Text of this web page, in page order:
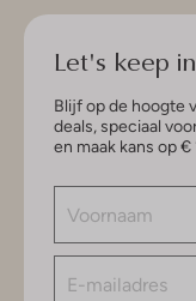
Let's keep
Blijf op de hoogte
deals, speciaal
en maak kans op